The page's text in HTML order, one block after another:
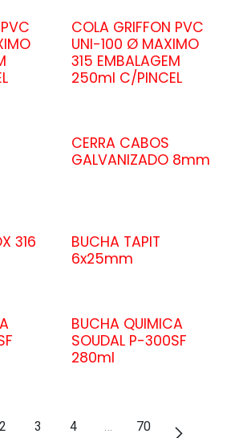
COLA GRIFFON PVC
UNI-100 Ø MAXIMO
315 EMBALAGEM
250ml C/PINCEL
CERRA CABOS
GALVANIZADO 8mm
316
BUCHA TAPIT
6x25mm
BUCHA QUIMICA
SOUDAL P-300SF
280ml
2 3 4 70